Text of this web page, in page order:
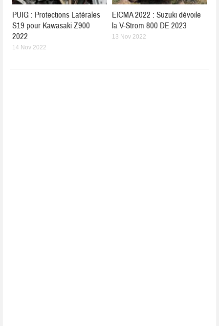
PUIG : Protections Latérales
S19 pour Kawasaki Z900
2022
14 Nov 2022
EICMA 2022 : Suzuki dévoile
la V-Strom 800 DE 2023
13 Nov 2022